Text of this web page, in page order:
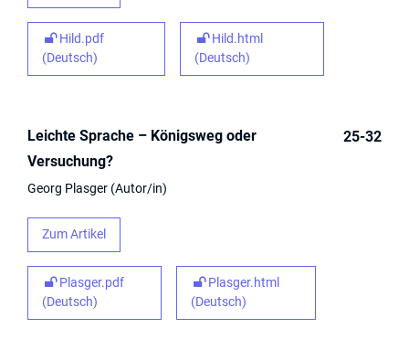
Hild.pdf
(Deutsch)
Hild.html
(Deutsch)
Leichte Sprache – Königsweg oder
Versuchung?
Georg Plasger Autor/in
Zum Artikel
Plasger.pdf
(Deutsch)
Plasger.html
(Deutsch)
25-32